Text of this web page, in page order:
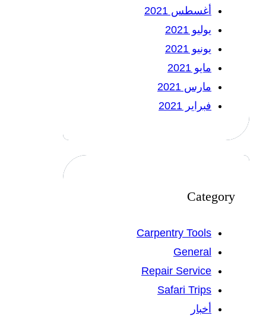
أغسطس 2021
يوليو 2021
يونيو 2021
مايو 2021
مارس 2021
فبراير 2021
Category
Carpentry Tools
General
Repair Service
Safari Trips
أخبار